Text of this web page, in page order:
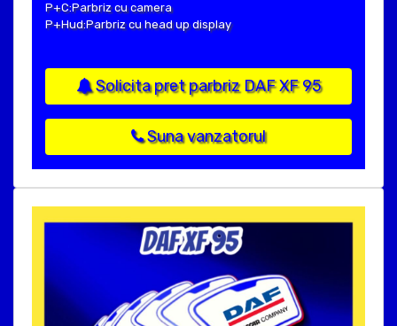
P+C:Parbriz cu camera
P+Hud:Parbriz cu head up display
Solicita pret parbriz DAF XF 95
Suna vanzatorul